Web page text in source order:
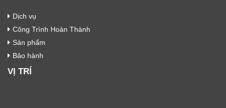
Dịch vụ
Công Trình Hoàn Thành
Sản phẩm
Bảo hành
VỊ TRÍ